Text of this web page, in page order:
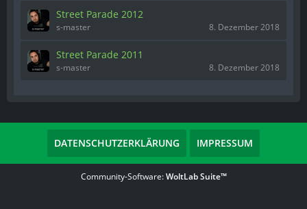
Street Parade 2012
s-master 8. Dezember 2018
Street Parade 2011
s-master 8. Dezember 2018
DATENSCHUTZERKLÄRUNG IMPRESSUM
Community-Software:WoltLab Suite™